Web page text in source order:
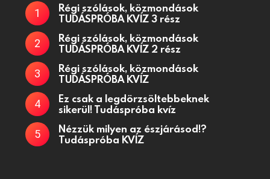
Régi szólások, közmondások
TUDÁSPRÓBA KVÍZ 3 rész
Régi szólások, közmondások
TUDÁSPRÓBA KVÍZ 2 rész
Régi szólások, közmondások
TUDÁSPRÓBA KVÍZ
Ez csak a legdörzsöltebbeknek
sikerül! Tudáspróba kvíz
Nézzük milyen az észjárásod!?
Tudáspróba KVÍZ